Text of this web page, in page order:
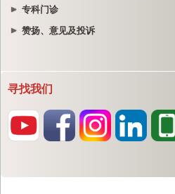
专科门诊
赞扬、意见及投诉
寻找我们